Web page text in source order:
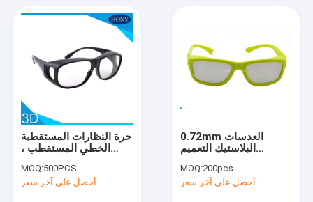
حرة النظارات المستقطبة
الخطي المستقطب ،
السكون السلبي
MOQ:500PCS
أحصل على آخر سعر
0.72mm العدسات
البلاستيك التعميم
للكمبيوتر CE
MOQ:200pcs
أحصل على آخر سعر